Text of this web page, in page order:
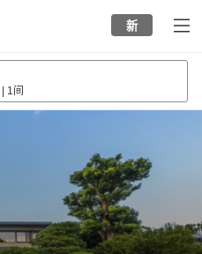
新
1间